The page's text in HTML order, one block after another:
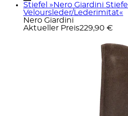
Stiefel »Nero Giardini Stiefel
Veloursleder/Lederimitat«
Nero Giardini
Aktueller Preis229,90 €